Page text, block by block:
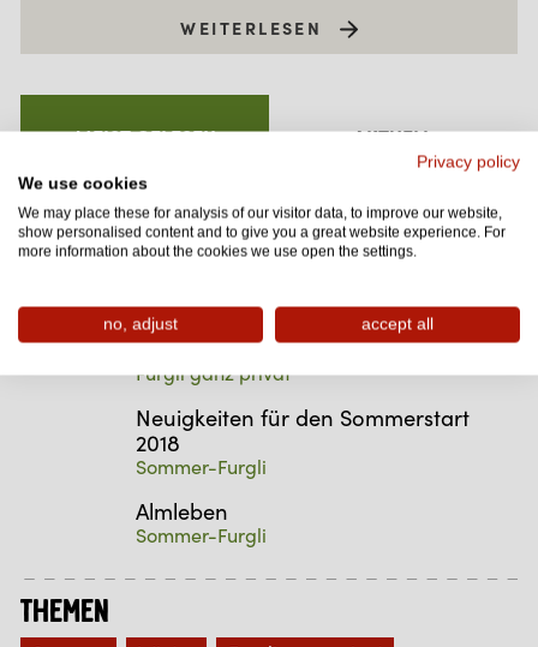
WEITERLESEN
MEIST GELESEN AKTUELL
Lawinensuchhunde unterwegs
Furgli ganz privat
Winter-Furgli
Theater in Serfaus-Fiss-Ladis
Furgli ganz privat
Neuigkeiten für den Sommerstart
2018
Sommer-Furgli
Almleben
Sommer-Furgli
Themen
Privacy policy
We use cookies
We may place these for analysis of our visitor data, to improve our website,
show personalised content and to give you a great website experience. For
more information about the cookies we use open the settings.
no, adjust accept all